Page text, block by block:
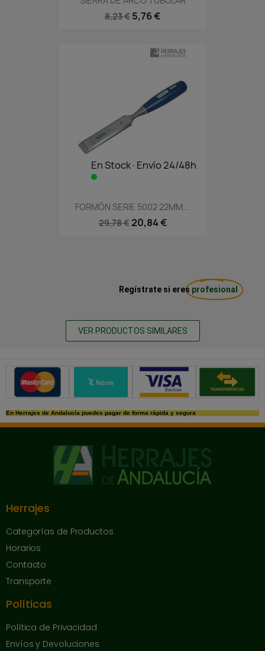
8,23 € 5,76 €
En Stock·Envío 24/48h
FORMÓN SERIE 5002 22MM...
29,78 € 20,84 €
Regístrate si eres profesional
VER PRODUCTOS SIMILARES
Métodos de pago seguros
En Herrajes de Andalucía puedes pagar de forma rápida y segura
Herrajes
Categorías de Productos
Horarios
Contacto
Transporte
Políticas
Política de Privacidad
Envíos y Devoluciones